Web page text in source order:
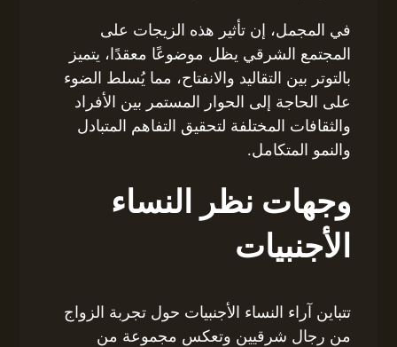
في المجمل، إن تأثير هذه الزيجات على
المجتمع الشرقي يظل موضوعًا معقدًا، يتميز
بالتوتر بين التقاليد والانفتاح، مما يُسلط الضوء
على الحاجة إلى الحوار المستمر بين الأفراد
والثقافات المختلفة لتحقيق التفاهم المتبادل
والنمو المتكامل.
وجهات نظر النساء
الأجنبيات
تتباين آراء النساء الأجنبيات حول تجربة الزواج
من رجال شرقيين وتعكس مجموعة من